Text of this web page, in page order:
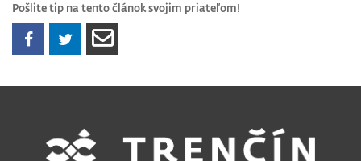
Pošlite tip na tento článok svojim priateľom!